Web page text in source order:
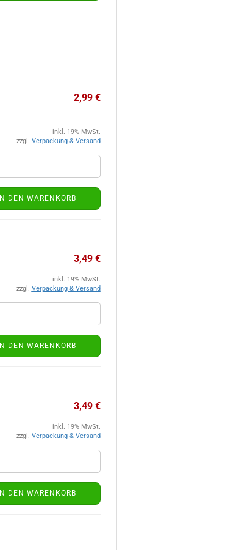
2,99 €
inkl. 19% MwSt.
zzgl. Verpackung & Versand
IN DEN WARENKORB
3,49 €
inkl. 19% MwSt.
zzgl. Verpackung & Versand
IN DEN WARENKORB
3,49 €
inkl. 19% MwSt.
zzgl. Verpackung & Versand
IN DEN WARENKORB